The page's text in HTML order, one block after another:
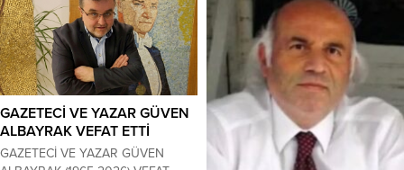
değiştirebilir.. Aşağıda yaşanan olay
tam da bunu anlatıyor… Yaşanan bu
olay uzak bir ülkede geçer.. Adam,
devletin çok...
GAZETECİ VE YAZAR GÜVEN
ALBAYRAK VEFAT ETTİ
GAZETECİ VE YAZAR GÜVEN